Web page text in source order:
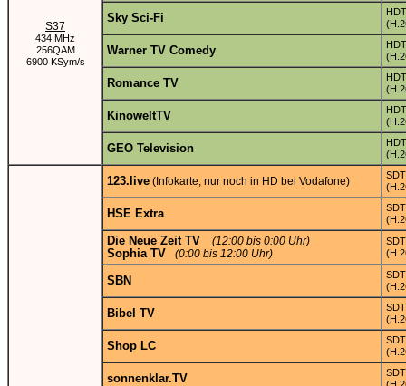
S37
434 MHz
256QAM
6900 KSym/s
Sky Sci-Fi
Warner TV Comedy
Romance TV
KinoweltTV
GEO Television
123.live (Infokarte, nur noch in HD bei Vodafone)
HSE Extra
Die Neue Zeit TV (12:00 bis 0:00 Uhr)
Sophia TV (0:00 bis 12:00 Uhr)
SBN
Bibel TV
Shop LC
sonnenklar.TV